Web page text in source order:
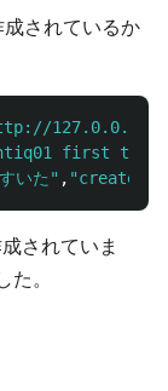
されているか
first
いた" ,
されていま
。